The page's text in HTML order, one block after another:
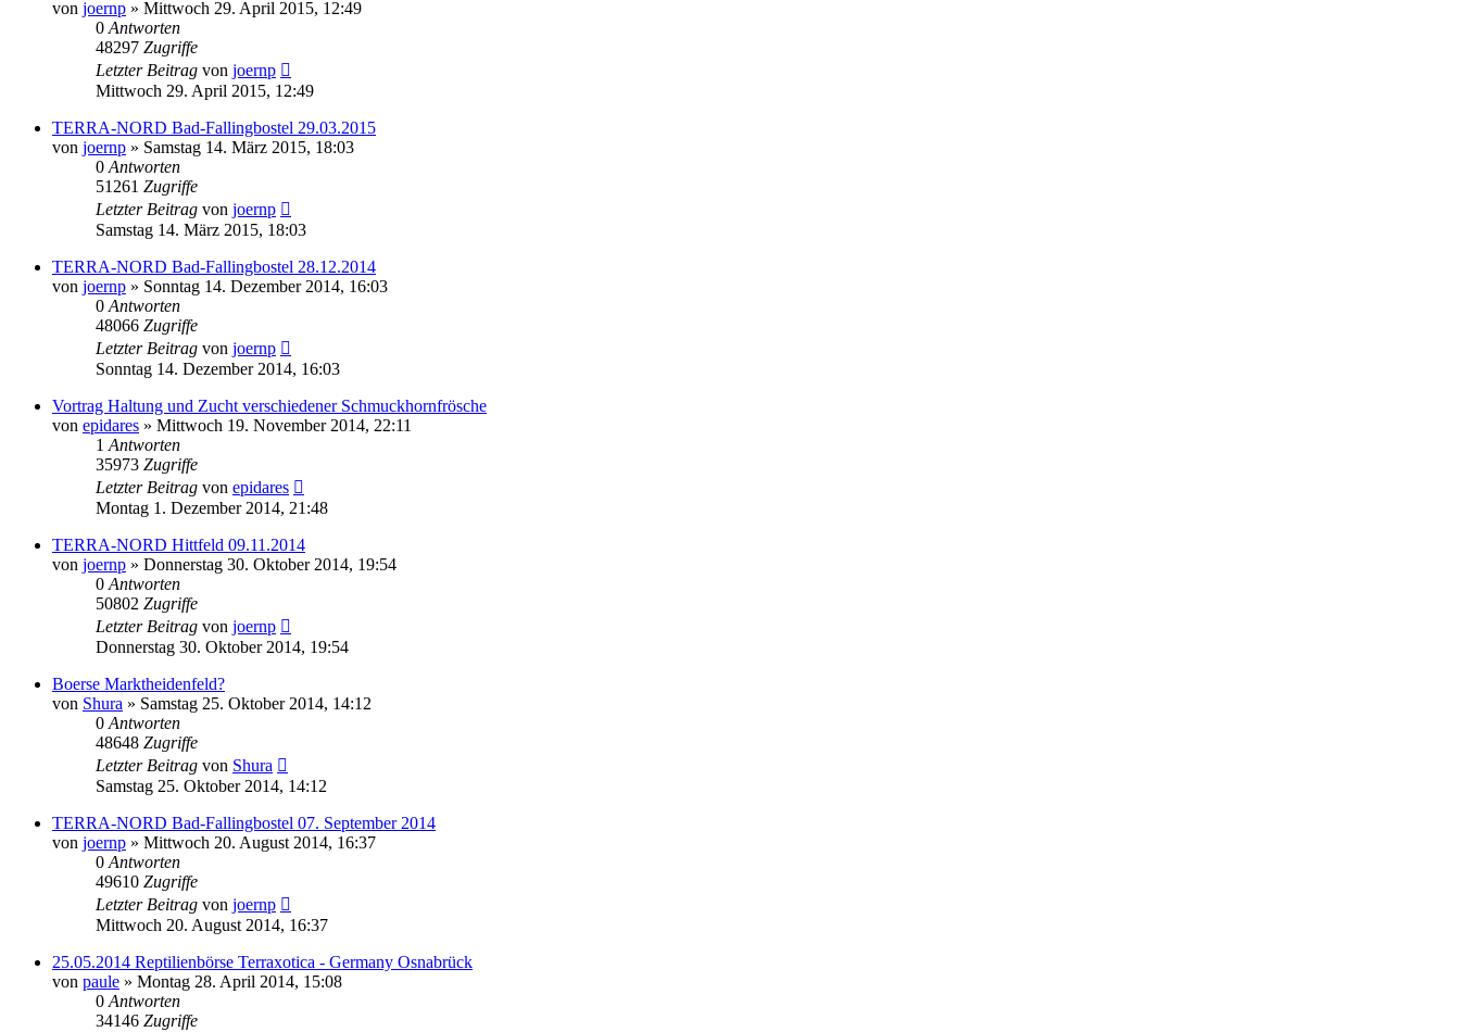
von joernp » Mittwoch 29. April 2015, 12:49
0 Antworten
48297 Zugriffe
Letzter Beitrag von joernp
Mittwoch 29. April 2015, 12:49
TERRA-NORD Bad-Fallingbostel 29.03.2015
von joernp » Samstag 14. März 2015, 18:03
0 Antworten
51261 Zugriffe
Letzter Beitrag von joernp
Samstag 14. März 2015, 18:03
TERRA-NORD Bad-Fallingbostel 28.12.2014
von joernp » Sonntag 14. Dezember 2014, 16:03
0 Antworten
48066 Zugriffe
Letzter Beitrag von joernp
Sonntag 14. Dezember 2014, 16:03
Vortrag Haltung und Zucht verschiedener Schmuckhornfrösche
von epidares » Mittwoch 19. November 2014, 22:11
1 Antworten
35973 Zugriffe
Letzter Beitrag von epidares
Montag 1. Dezember 2014, 21:48
TERRA-NORD Hittfeld 09.11.2014
von joernp » Donnerstag 30. Oktober 2014, 19:54
0 Antworten
50802 Zugriffe
Letzter Beitrag von joernp
Donnerstag 30. Oktober 2014, 19:54
Boerse Marktheidenfeld?
von Shura » Samstag 25. Oktober 2014, 14:12
0 Antworten
48648 Zugriffe
Letzter Beitrag von Shura
Samstag 25. Oktober 2014, 14:12
TERRA-NORD Bad-Fallingbostel 07. September 2014
von joernp » Mittwoch 20. August 2014, 16:37
0 Antworten
49610 Zugriffe
Letzter Beitrag von joernp
Mittwoch 20. August 2014, 16:37
25.05.2014 Reptilienbörse Terraxotica - Germany Osnabrück
von paule » Montag 28. April 2014, 15:08
0 Antworten
34146 Zugriffe